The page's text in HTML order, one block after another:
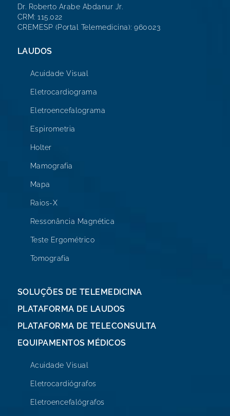
Dr. Roberto Arabe Abdanur Jr.
CRM: 115.022
CREMESP (Portal Telemedicina): 960023
LAUDOS
Acuidade Visual
Eletrocardiograma
Eletroencefalograma
Espirometria
Holter
Mamografia
Mapa
Raios-X
Ressonância Magnética
Teste Ergométrico
Tomografia
SOLUÇÕES DE TELEMEDICINA
PLATAFORMA DE LAUDOS
PLATAFORMA DE TELECONSULTA
EQUIPAMENTOS MÉDICOS
Acuidade Visual
Eletrocardiógrafos
Eletroencefalógrafos